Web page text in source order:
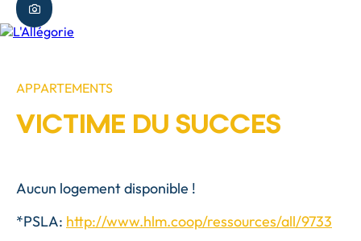
Plus de photos
APPARTEMENTS
VICTIME DU SUCCES
Aucun logement disponible !
*PSLA: http://www.hlm.coop/ressources/all/9733